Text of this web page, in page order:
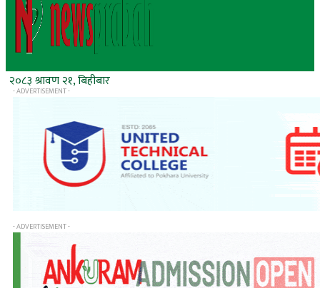
२०८३ श्रावण २१, बिहीबार
- ADVERTISEMENT -
- ADVERTISEMENT -